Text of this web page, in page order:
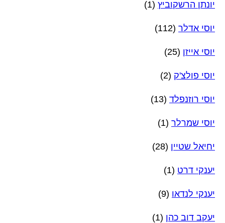
יונתן הרשקוביץ (1)
יוסי אדלר (112)
יוסי אייזן (25)
יוסי פולצ'ק (2)
יוסי רוזנפלד (13)
יוסי שמרלר (1)
יחיאל שטיין (28)
יענקי דרט (1)
יענקי לנדאו (9)
יעקב דוב כהן (1)